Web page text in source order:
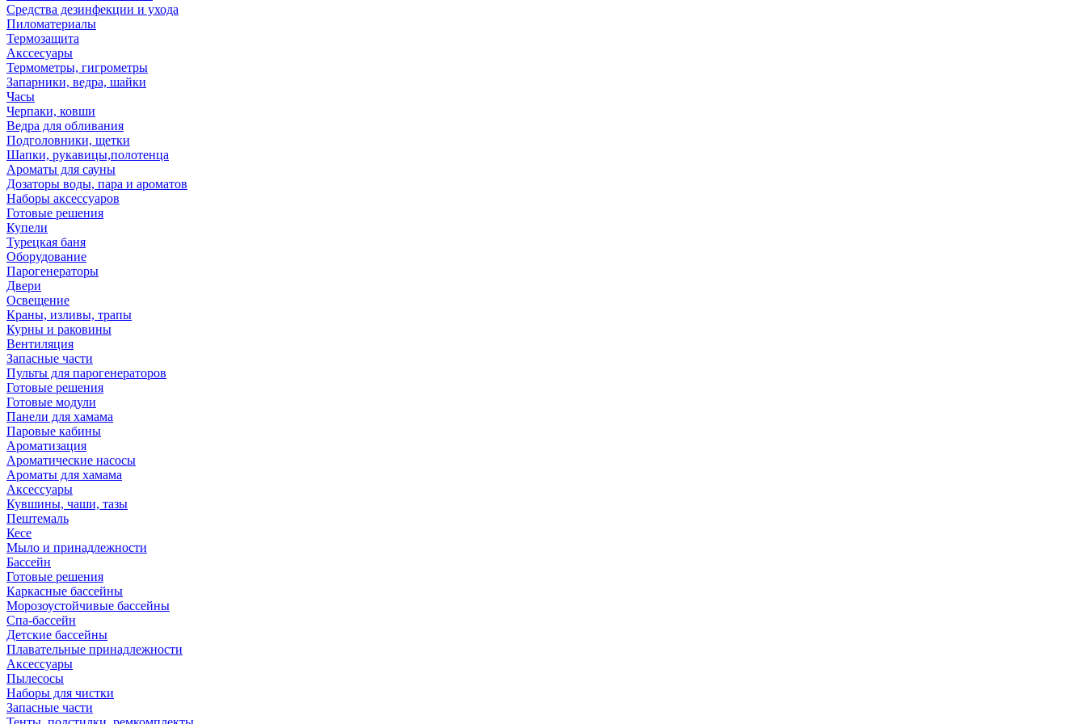
Средства дезинфекции и ухода
Пиломатериалы
Термозащита
Аксcесуары
Термометры, гигрометры
Запарники, ведра, шайки
Часы
Черпаки, ковши
Ведра для обливания
Подголовники, щетки
Шапки, рукавицы,полотенца
Ароматы для сауны
Дозаторы воды, пара и ароматов
Наборы аксессуаров
Готовые решения
Купели
Турецкая баня
Оборудование
Парогенераторы
Двери
Освещение
Краны, изливы, трапы
Курны и раковины
Вентиляция
Запасные части
Пульты для парогенераторов
Готовые решения
Готовые модули
Панели для хамама
Паровые кабины
Ароматизация
Ароматические насосы
Ароматы для хамама
Аксессуары
Кувшины, чаши, тазы
Пештемаль
Кесе
Мыло и принадлежности
Бассейн
Готовые решения
Каркасные бассейны
Морозоустойчивые бассейны
Спа-бассейн
Детские бассейны
Плавательные принадлежности
Аксессуары
Пылесосы
Наборы для чистки
Запасные части